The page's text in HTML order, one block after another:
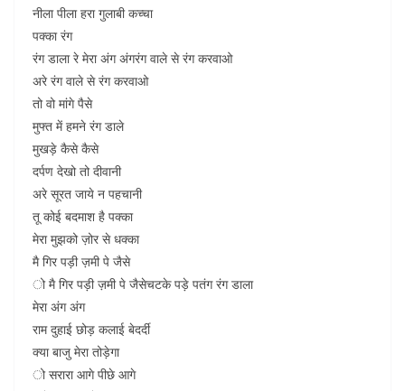
नीला पीला हरा गुलाबी कच्चा
पक्का रंग
रंग डाला रे मेरा अंग अंगरंग वाले से रंग करवाओ
अरे रंग वाले से रंग करवाओ
तो वो मांगे पैसे
मुफ्त में हमने रंग डाले
मुखड़े कैसे कैसे
दर्पण देखो तो दीवानी
अरे सूरत जाये न पहचानी
तू कोई बदमाश है पक्का
मेरा मुझको ज़ोर से धक्का
मै गिर पड़ी ज़मी पे जैसे
ो मै गिर पड़ी ज़मी पे जैसेचटके पड़े पतंग रंग डाला
मेरा अंग अंग
राम दुहाई छोड़ कलाई बेदर्दी
क्या बाजु मेरा तोड़ेगा
ो सरारा आगे पीछे आगे